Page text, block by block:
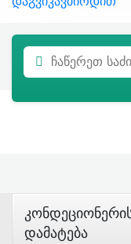
Დამატება